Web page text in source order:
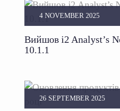
Вийшов i2 Analyst’s
10.1.1
4 NOVEMBER 2025
26 SEPTEMBER 2025